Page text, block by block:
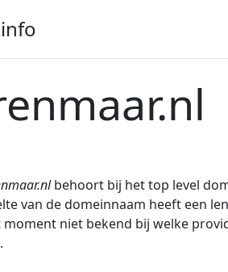
behoort bij het top level
van de domeinnaam heeft een
moment niet bekend bij welke